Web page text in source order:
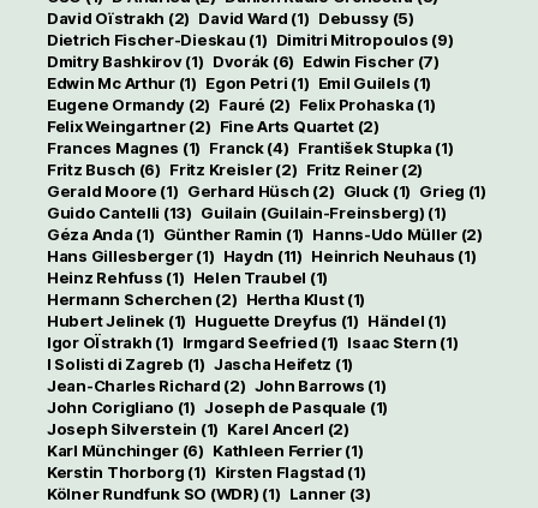
David Oïstrakh (2) David Ward (1) Debussy(5)
Dietrich Fischer-Dieskau (1) Dimitri Mitropoulos (9)
Dmitry Bashkirov(1) Dvorák (6) Edwin Fischer(7)
Edwin Mc Arthur(1) Egon Petri (1) Emil Guilels (1)
Eugene Ormandy (2) Fauré (2) Felix Prohaska (1)
Felix Weingartner(2) Fine Arts Quartet(2)
Frances Magnes (1) Franck(4) František Stupka (1)
Fritz Busch (6) Fritz Kreisler(2) Fritz Reiner(2)
Gerald Moore (1) Gerhard Hüsch (2) Gluck (1) Grieg (1)
Guido Cantelli (13) Guilain (Guilain-Freinsberg) (1)
Géza Anda (1) Günther Ramin (1) Hanns-Udo Müller (2)
Hans Gillesberger(1) Haydn (11) Heinrich Neuhaus (1)
Heinz Rehfuss (1) Helen Traubel (1)
Hermann Scherchen (2) Hertha Klust(1)
Hubert Jelinek (1) Huguette Dreyfus (1) Händel (1)
Igor OÏstrakh (1) Irmgard Seefried (1) Isaac Stern (1)
I Solisti di Zagreb (1) Jascha Heifetz (1)
Jean-Charles Richard (2) John Barrows (1)
John Corigliano (1) Joseph de Pasquale (1)
Joseph Silverstein (1) Karel Ancerl (2)
Karl Münchinger(6) Kathleen Ferrier(1)
Kerstin Thorborg (1) Kirsten Flagstad (1)
Kölner Rundfunk SO (WDR) (1) Lanner (3)